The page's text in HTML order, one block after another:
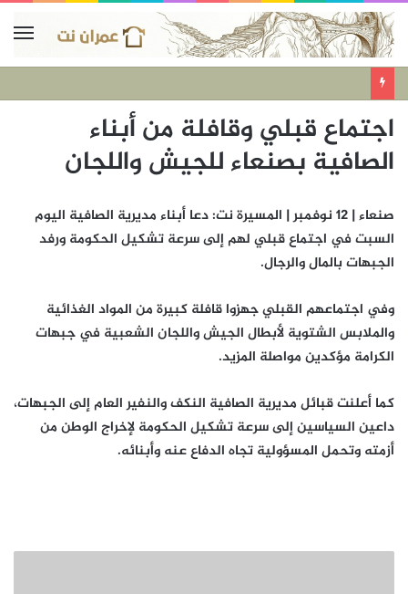
اجتماع قبلي وقافلة من أبناء
الصافية بصنعاء للجيش واللجان
صنعاء | 12 نوفمبر | المسيرة نت: دعا أبناء مديرية الصافية اليوم
السبت في اجتماع قبلي لهم إلى سرعة تشكيل الحكومة ورفد
الجبهات بالمال والرجال.
وفي اجتماعهم القبلي جهزوا قافلة كبيرة من المواد الغذائية
والملابس الشتوية لأبطال الجيش واللجان الشعبية في جبهات
الكرامة مؤكدين مواصلة المزيد.
كما أعلنت قبائل مديرية الصافية النكف والنفير العام إلى الجبهات،
داعين السياسين إلى سرعة تشكيل الحكومة لإخراج الوطن من
أزمته وتحمل المسؤولية تجاه الدفاع عنه وأبنائه.